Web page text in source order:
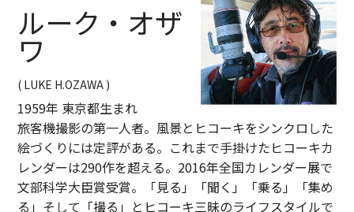
ルーク・オザ
ワ
( LUKE H.OZAWA )
1959年 東京都生まれ
旅客機撮影の第一人者。風景とヒコーキをシンクロした
絵づくりには定評がある。これまで手掛けたヒコーキカ
レンダーは290作を超える。2016年全国カレンダー展で
文部科学大臣賞受賞。「見る」「聞く」「乗る」「集め
る」そして「撮る」とヒコーキ三昧のライフスタイルで